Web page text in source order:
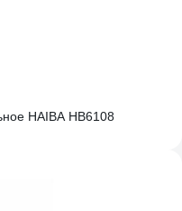
HAIBA HB6108